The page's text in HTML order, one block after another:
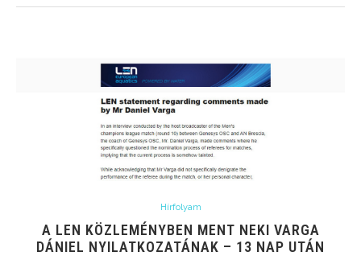
Hírfolyam
A LEN KÖZLEMÉNYBEN MENT NEKI VARGA
DÁNIEL NYILATKOZATÁNAK – 13 NAP UTÁN